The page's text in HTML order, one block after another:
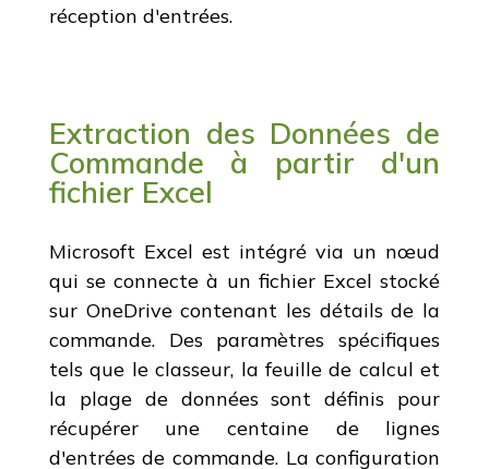
réception d'entrées.
Extraction des Données de
Commande à partir d'un
fichier Excel
Microsoft Excel est intégré via un nœud
qui se connecte à un fichier Excel stocké
sur OneDrive contenant les détails de la
commande. Des paramètres spécifiques
tels que le classeur, la feuille de calcul et
la plage de données sont définis pour
récupérer une centaine de lignes
d'entrées de commande. La configuration